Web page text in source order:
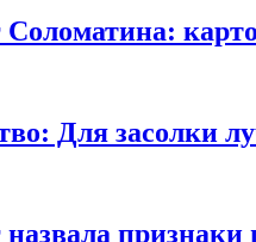
Соломатина:
Для засолки
признаки